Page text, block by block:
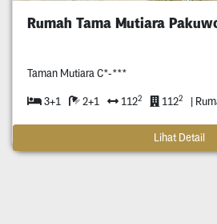
Rumah Tama Mutiara
Taman Mutiara C*-***
3+1 2+1 1122 1122 |
Lihat Detail